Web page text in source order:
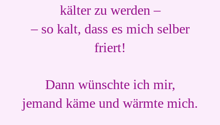
kälter zu werden –
– so kalt, dass es mich selber
friert!
Dann wünschte ich mir,
jemand käme und wärmte mich.